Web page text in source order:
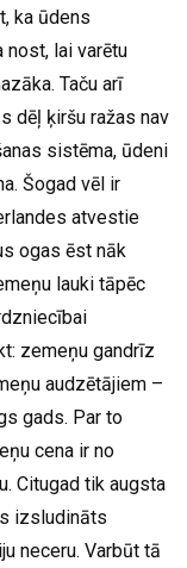
ka ūdens
nost, lai varētu
Taču arī
dēļ ķiršu ražas nav
sistēma, ūdeni
Šogad vēl ir
atvestie
ogas ēst nāk
lauki tāpēc
zemeņu gandrīz
audzētājiem –
gads. Par to
cena ir no
Citugad tik augsta
izsludināts
neceru. Varbūt tā